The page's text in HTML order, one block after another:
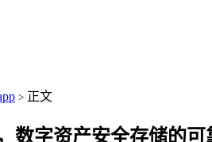
> 正文
数字资产安全存储的可